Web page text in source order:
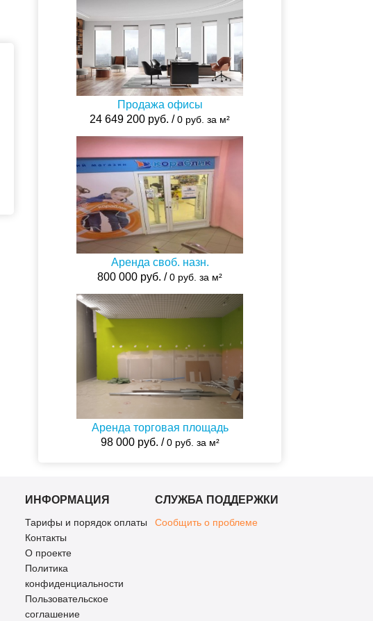
Продажа офисы
24 649 200 руб. / 0 руб. за м²
Аренда своб. назн.
800 000 руб. /0 руб. за м²
Аренда торговая площадь
98 000 руб. /0 руб. за м²
ИНФОРМАЦИЯ
Тарифы и порядок оплаты
Контакты
О проекте
Политика
конфиденциальности
Пользовательское
соглашение
СЛУЖБА ПОДДЕРЖКИ
Сообщить о проблеме